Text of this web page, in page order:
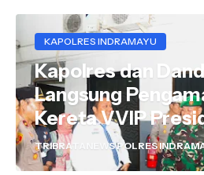
KAPOLRES INDRAMAYU
Kapolres dan
Langsung
Kereta VVIP
Wilayah Indramayu
TRIBRATANEWS POLRES